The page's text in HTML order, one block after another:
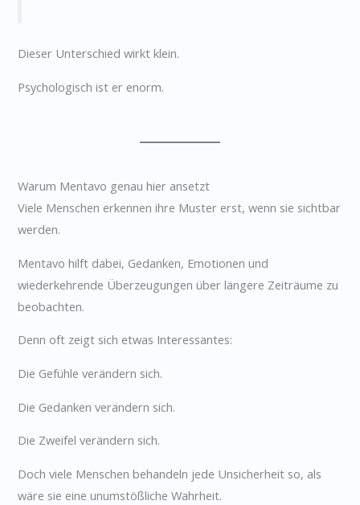
Dieser Unterschied wirkt klein.
Psychologisch ist er enorm.
Warum Mentavo genau hier ansetzt
Viele Menschen erkennen ihre Muster erst, wenn sie sichtbar
werden.
Mentavo hilft dabei, Gedanken, Emotionen und
wiederkehrende Überzeugungen über längere Zeiträume zu
beobachten.
Denn oft zeigt sich etwas Interessantes:
Die Gefühle verändern sich.
Die Gedanken verändern sich.
Die Zweifel verändern sich.
Doch viele Menschen behandeln jede Unsicherheit so, als
wäre sie eine unumstößliche Wahrheit.